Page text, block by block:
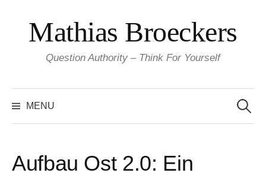
content
Mathias Broeckers
Question Authority – Think For Yourself
MENU
for:
Aufbau Ost 2.0: Ein